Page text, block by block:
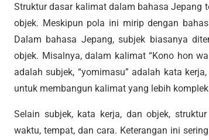
Struktur dasar kalimat dalam bahasa Jepang
objek. Meskipun pola ini mirip dengan
Dalam bahasa Jepang, subjek biasanya
objek. Misalnya, dalam kalimat “Kono hon
adalah subjek, “yomimasu” adalah kata
untuk membangun kalimat yang lebih
Selain subjek, kata kerja, dan objek,
waktu, tempat, dan cara. Keterangan ini